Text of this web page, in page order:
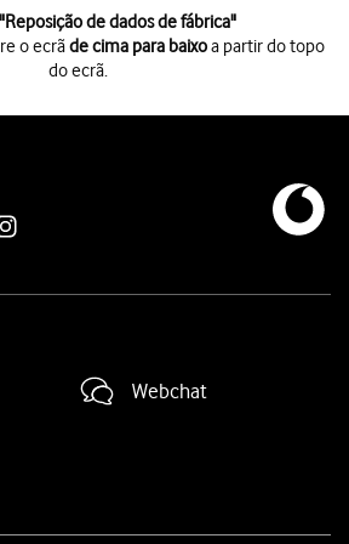
Reposição de dados de fábrica"
o ecrãde cima para baixoa partir do topo
do ecrã.
.
um momento enquanto o telefone
Webchat